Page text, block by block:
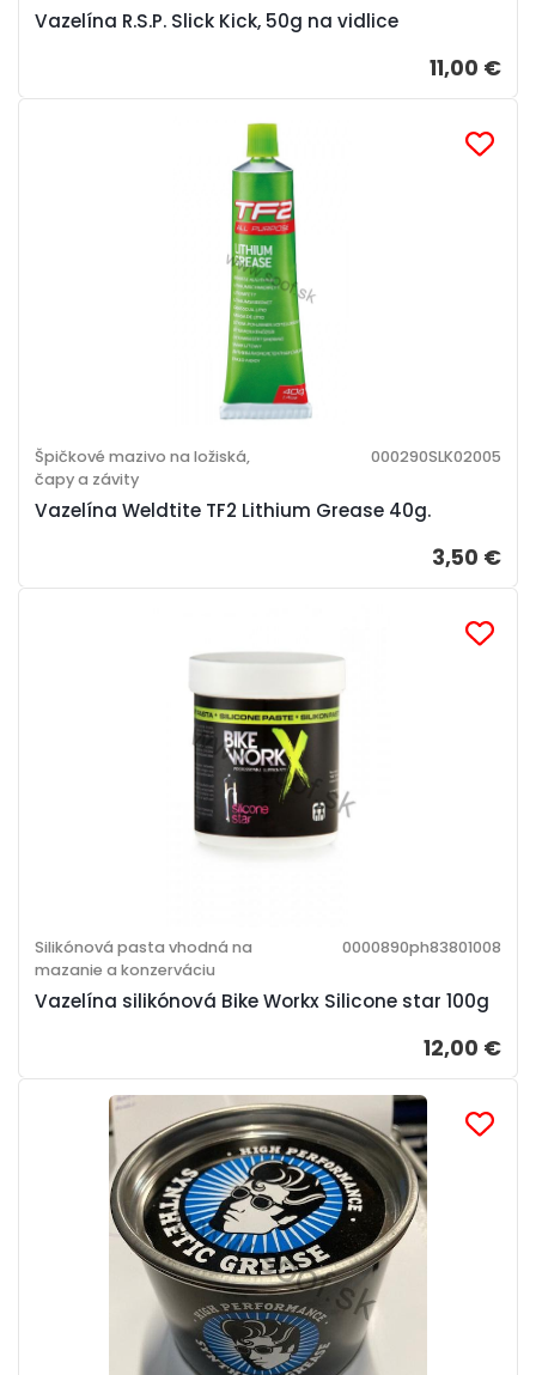
Vazelína R.S.P. Slick Kick, 50g na vidlice
11,00 €
Vazelína Weldtite TF2 Lithium Grease 40g.
Špičkové mazivo na ložiská,
čapy a závity
000290SLK02005
3,50 €
Vazelína silikónová Bike Workx Silicone star 100g
Silikónová pasta vhodná na
mazanie a konzerváciu
0000890ph83801008
12,00 €